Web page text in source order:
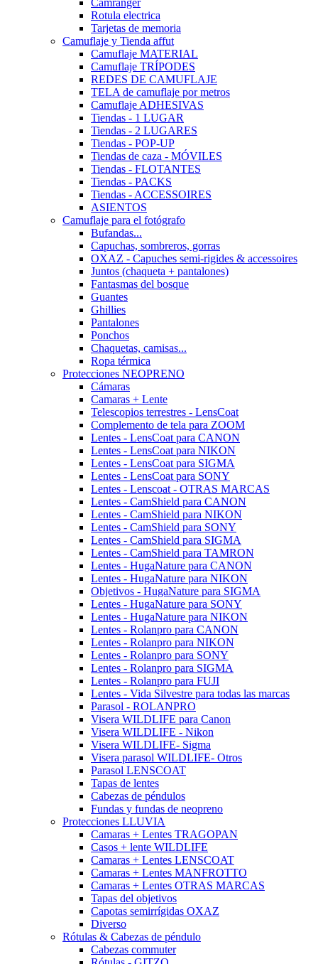
Camranger
Rotula electrica
Tarjetas de memoria
Camuflaje y Tienda affut
Camuflaje MATERIAL
Camuflaje TRÍPODES
REDES DE CAMUFLAJE
TELA de camuflaje por metros
Camuflaje ADHESIVAS
Tiendas - 1 LUGAR
Tiendas - 2 LUGARES
Tiendas - POP-UP
Tiendas de caza - MÓVILES
Tiendas - FLOTANTES
Tiendas - PACKS
Tiendas - ACCESSOIRES
ASIENTOS
Camuflaje para el fotógrafo
Bufandas...
Capuchas, sombreros, gorras
OXAZ - Capuches semi-rigides & accessoires
Juntos (chaqueta + pantalones)
Fantasmas del bosque
Guantes
Ghillies
Pantalones
Ponchos
Chaquetas, camisas...
Ropa térmica
Protecciones NEOPRENO
Cámaras
Camaras + Lente
Telescopios terrestres - LensCoat
Complemento de tela para ZOOM
Lentes - LensCoat para CANON
Lentes - LensCoat para NIKON
Lentes - LensCoat para SIGMA
Lentes - LensCoat para SONY
Lentes - Lenscoat - OTRAS MARCAS
Lentes - CamShield para CANON
Lentes - CamShield para NIKON
Lentes - CamShield para SONY
Lentes - CamShield para SIGMA
Lentes - CamShield para TAMRON
Lentes - HugaNature para CANON
Lentes - HugaNature para NIKON
Objetivos - HugaNature para SIGMA
Lentes - HugaNature para SONY
Lentes - HugaNature para NIKON
Lentes - Rolanpro para CANON
Lentes - Rolanpro para NIKON
Lentes - Rolanpro para SONY
Lentes - Rolanpro para SIGMA
Lentes - Rolanpro para FUJI
Lentes - Vida Silvestre para todas las marcas
Parasol - ROLANPRO
Visera WILDLIFE para Canon
Visera WILDLIFE - Nikon
Visera WILDLIFE- Sigma
Visera parasol WILDLIFE- Otros
Parasol LENSCOAT
Tapas de lentes
Cabezas de péndulos
Fundas y fundas de neopreno
Protecciones LLUVIA
Camaras + Lentes TRAGOPAN
Casos + lente WILDLIFE
Camaras + Lentes LENSCOAT
Camaras + Lentes MANFROTTO
Camaras + Lentes OTRAS MARCAS
Tapas del objetivos
Capotas semirrígidas OXAZ
Diverso
Rótulas & Cabezas de péndulo
Cabezas commuter